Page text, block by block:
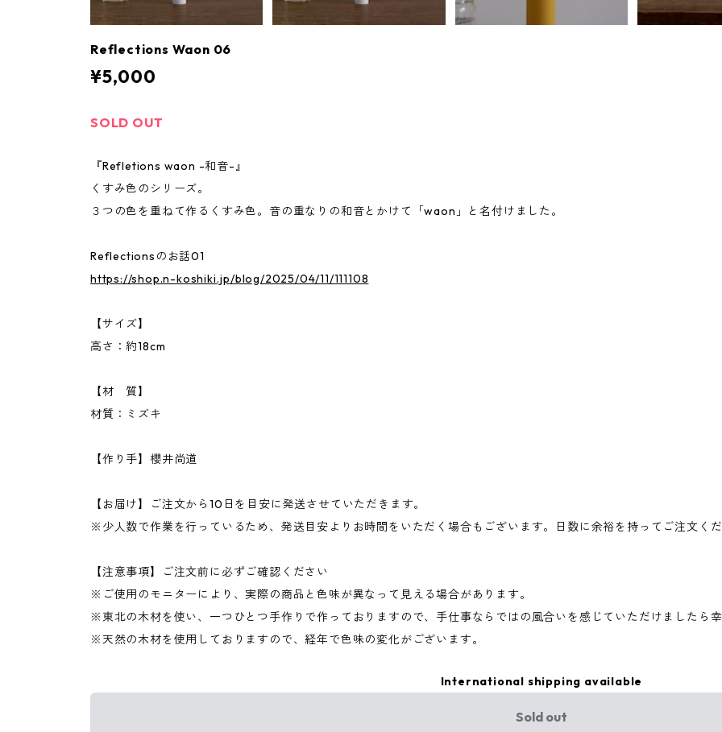
Reflections Waon 06
¥5,000
SOLD OUT
『Refletions waon -和音-』
くすみ色のシリーズ。
３つの色を重ねて作るくすみ色。音の重なりの和音とかけて「waon」と名付けました。
Reflectionsのお話01
https://shop.n-koshiki.jp/blog/2025/04/11/111108
【サイズ】
高さ：約18cm
【材 質】
材質：ミズキ
【作り手】櫻井尚道
【お届け】ご注文から10日を目安に発送させていただきます。
※少人数で作業を行っているため、発送目安よりお時間をいただく場合もございます。日数に余裕を持ってご注文く
【注意事項】ご注文前に必ずご確認ください
※ご使用のモニターにより、実際の商品と色味が異なって見える場合があります。
※東北の木材を使い、一つひとつ手作りで作っておりますので、手仕事ならではの風合いを感じていただけましたら
※天然の木材を使用しておりますので、経年で色味の変化がございます。
International shipping available
Sold out